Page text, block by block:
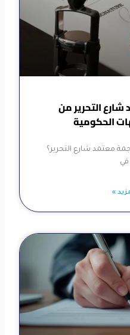
التحرير من
الحكومية
معتمد شارع التحرير؟
في
»